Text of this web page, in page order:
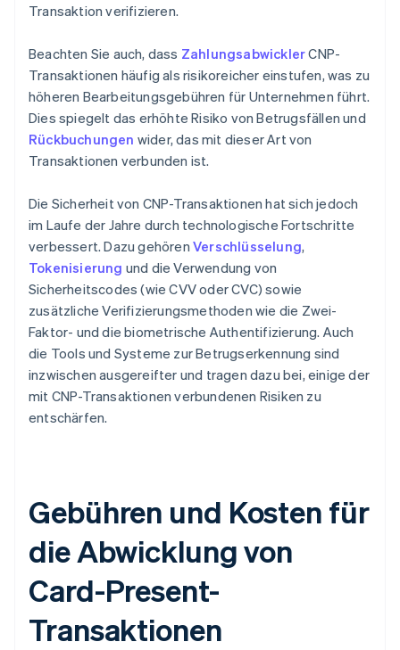
Transaktion verifizieren.
Beachten Sie auch, dass ZahlungsabwicklerCNP-
Transaktionen häufig als risikoreicher einstufen, was zu
höheren Bearbeitungsgebühren für Unternehmen führt.
Dies spiegelt das erhöhte Risiko von Betrugsfällen und
Rückbuchungen wider, das mit dieser Art von
Transaktionen verbunden ist.
Die Sicherheit von CNP-Transaktionen hat sich jedoch
im Laufe der Jahre durch technologische Fortschritte
verbessert. Dazu gehören Verschlüsselung,
Tokenisierung und die Verwendung von
Sicherheitscodes (wie CVV oder CVC) sowie
zusätzliche Verifizierungsmethoden wie die Zwei-
Faktor- und die biometrische Authentifizierung. Auch
die Tools und Systeme zur Betrugserkennung sind
inzwischen ausgereifter und tragen dazu bei, einige der
mit CNP-Transaktionen verbundenen Risiken zu
entschärfen.
Gebühren und Kosten für
die Abwicklung von
Card-Present-
Transaktionen